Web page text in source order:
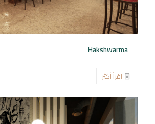
Hakshwarma
اقرأ أكثر